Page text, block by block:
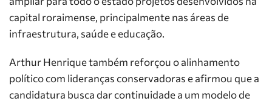
capital roraimense, principalmente nas áreas de
infraestrutura, saúde e educação.
Arthur Henrique também reforçou o alinhamento
político com lideranças conservadoras e afirmou que a
candidatura busca dar continuidade a um modelo de